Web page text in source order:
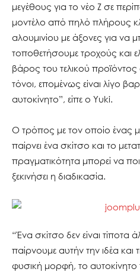
μεγέθους για το νέο Z σε
μοντέλο από πηλό πλήρους
αλουμινίου με άξονες για να
τοποθετήσουμε τροχούς και
βάρος του τελικού προϊόντος
τόνοι, επομένως είναι λίγο
αυτοκίνητο”, είπε ο Yuki.
Ο τρόπος με τον οποίο ένας
παίρνει ένα σκίτσο και το
πραγματικότητα μπορεί να
ξεκινήσει η διαδικασία.
“Ένα σκίτσο δεν είναι τίποτα
παίρνουμε αυτήν την ιδέα
φυσική μορφή, το αυτοκίνητο